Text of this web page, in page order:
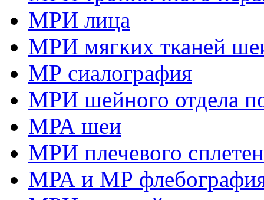
МРИ лица
МРИ мягких тканей
МР сиалография
МРИ шейного отдела
МРА шеи
МРИ плечевого
МРА и МР